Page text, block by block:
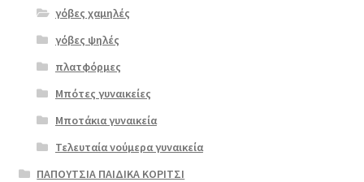
Επιλο
γόβες χαμηλές
γόβες ψηλές
πλατφόρμες
Μπότες γυναικείες
Μποτάκια γυναικεία
Τελευταία νούμερα γυναικεία
ΠΑΠΟΥΤΣΙΑ ΠΑΙΔΙΚΑ ΚΟΡΙΤΣΙ